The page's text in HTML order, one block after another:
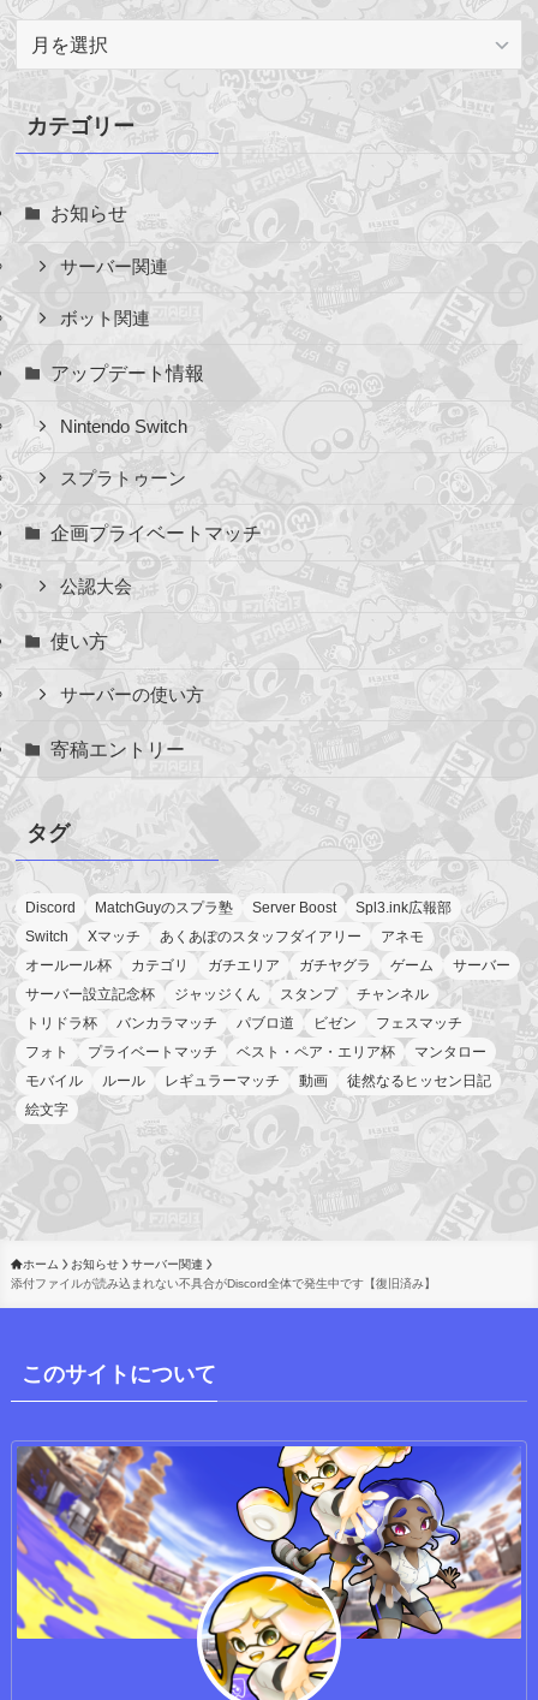
ー
イ
ブ
カテゴリー
お知らせ
サーバー関連
ボット関連
アップデート情報
Nintendo Switch
スプラトゥーン
企画プライベートマッチ
公認大会
使い方
サーバーの使い方
寄稿エントリー
タグ
Discord MatchGuyのスプラ塾 Server Boost
Spl3.ink広報部
Switch
Xマッチ あくあぽのスタッフダイアリー
アネモ
オールール杯
カテゴリ ガチエリア ガチヤグラ ゲーム
サーバー
サーバー設立記念杯
ジャッジくん スタンプ
チャンネル
トリドラ杯
バンカラマッチ パブロ道 ビゼン
フェスマッチ
フォト
プライベートマッチ ベスト・ペア・エリア杯
マンタロー
モバイル
ルール レギュラーマッチ 動画
徒然なるヒッセン日記
絵文字
ホーム お知らせ
サーバー関連
添付ファイルが読み込まれない不具合がDiscord全体で発生中です【復旧済み】
このサイトについて